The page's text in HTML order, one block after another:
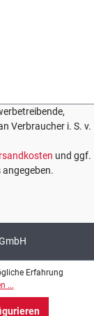
Verbraucher i. S. v.
und ggf.
Erfahrung
...